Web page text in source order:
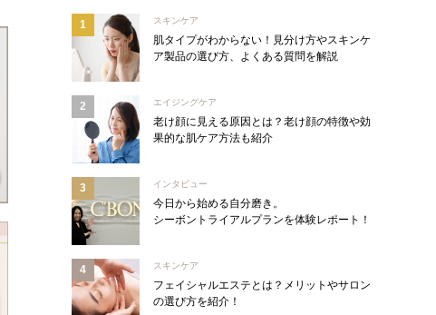
スキンケア
肌タイプがわからない！見分け方やスキンケ
ア製品の選び方、よくある質問を解説
エイジングケア
老け顔に見える原因とは？老け顔の特徴や効
果的な肌ケア方法も紹介
インタビュー
今日から始める自分磨き。
シーボントライアルプランを体験レポート！
スキンケア
フェイシャルエステとは？メリットやサロン
の選び方を紹介！